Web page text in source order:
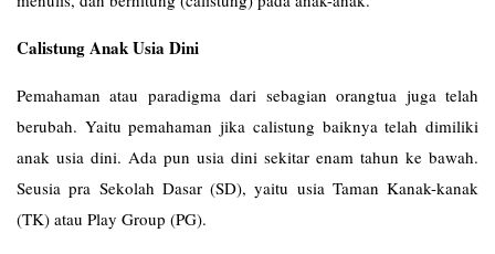
Calistung Anak Usia Dini
Pemahaman atau paradigma dari sebagian orangtua juga telah
berubah. Yaitu pemahaman jika calistung baiknya telah dimiliki
anak usia dini. Ada pun usia dini sekitar enam tahun ke bawah.
Seusia pra Sekolah Dasar (SD), yaitu usia Taman Kanak-kanak
(TK) atau Play Group (PG).